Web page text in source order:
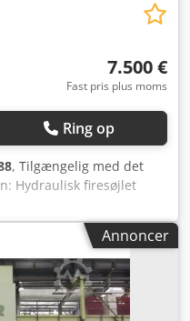
7.500 €
Fast pris plus moms
Ring op
, Tilgængelig med det
Hydraulisk firesøjlet
Byggeår 1988 Crjdpfx
UVV-standard i 2020
mm Slaglængde: 500
Annoncer